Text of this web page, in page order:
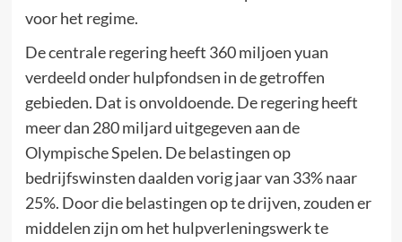
voor het regime.
De centrale regering heeft 360 miljoen yuan
verdeeld onder hulpfondsen in de getroffen
gebieden. Dat is onvoldoende. De regering heeft
meer dan 280 miljard uitgegeven aan de
Olympische Spelen. De belastingen op
bedrijfswinsten daalden vorig jaar van 33% naar
25%. Door die belastingen op te drijven, zouden er
middelen zijn om het hulpverleningswerk te